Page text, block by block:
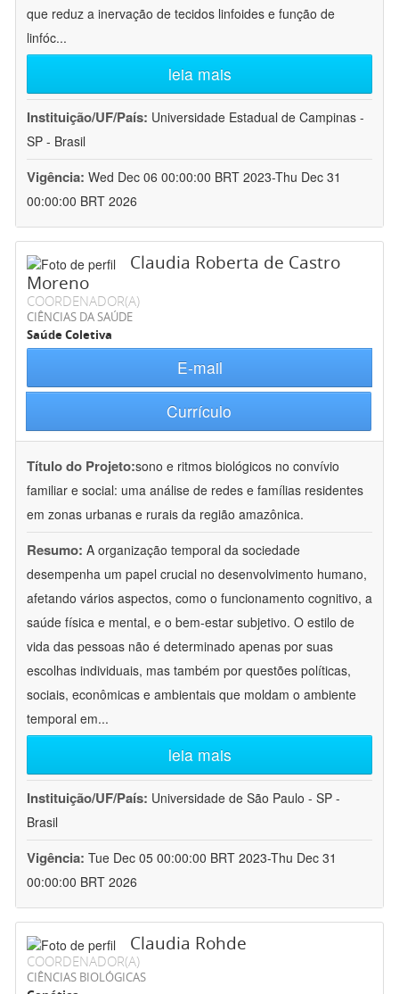
que reduz a inervação de tecidos linfoides e função de
linfóc...
leia mais
Instituição/UF/País: Universidade Estadual de Campinas -
SP - Brasil
Vigência: Wed Dec 06 00:00:00 BRT 2023-Thu Dec 31
00:00:00 BRT 2026
Claudia Roberta de Castro
Moreno
COORDENADOR(A)
CIÊNCIAS DA SAÚDE
Saúde Coletiva
E-mail
Currículo
Título do Projeto:sono e ritmos biológicos no convívio
familiar e social: uma análise de redes e famílias residentes
em zonas urbanas e rurais da região amazônica.
Resumo: A organização temporal da sociedade
desempenha um papel crucial no desenvolvimento humano,
afetando vários aspectos, como o funcionamento cognitivo, a
saúde física e mental, e o bem-estar subjetivo. O estilo de
vida das pessoas não é determinado apenas por suas
escolhas individuais, mas também por questões políticas,
sociais, econômicas e ambientais que moldam o ambiente
temporal em...
leia mais
Instituição/UF/País: Universidade de São Paulo - SP -
Brasil
Vigência: Tue Dec 05 00:00:00 BRT 2023-Thu Dec 31
00:00:00 BRT 2026
Claudia Rohde
COORDENADOR(A)
CIÊNCIAS BIOLÓGICAS